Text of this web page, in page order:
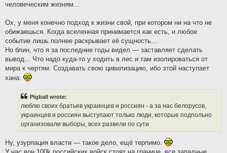
человеческим жизням...
Ох, у меня конечно подход к жизни свой, при котором ни на что не
обижаешься. Когда вселенная принимается как есть, и любое
событие лишь полнее раскрывает её сущность...
Но блин, что я за последние годы видел — заставляет сделать
вывод... Что надо куда-то у ходить в лес и там изолироваться от
мира к чертям. Создавать свою цивилизацию, ибо этой наступает
хана.
Pigball wrote:
люблю своих братьев украинцев и россиян - а за нас белорусов,
украинцев и россиян выступают только люди, которые подпольно
организовали выборы, всех развели по сути
Ну, узурпация власти — такое дело, ещё терпимо.